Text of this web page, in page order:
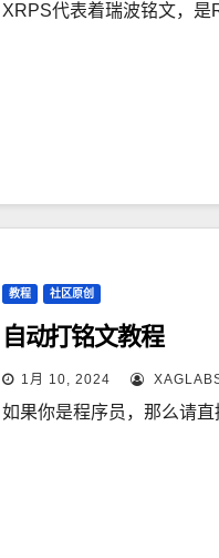
XRPS代表着瑞波铭文，
教程 社区原创
自动打铭文教程
1月 10, 2024
如果你是程序员，那么请